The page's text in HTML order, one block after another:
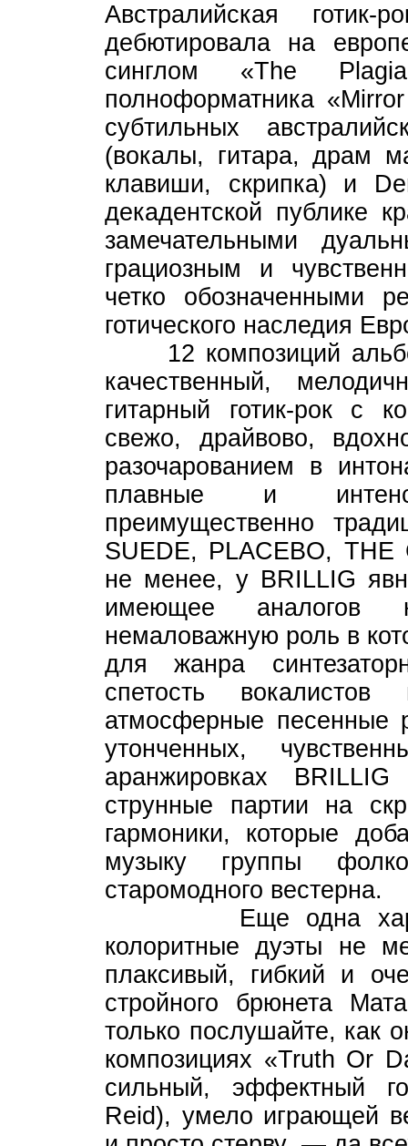
Австралийская
дебютировала на
синглом «The
полноформатника
субтильных
(вокалы, гитара, драм
клавиши, скрипка) и
декадентской публике
замечательными
грациозным и
четко обозначенными
готического наследия
12 композиций
качественный,
гитарный готик-рок с
свежо, драйвово,
разочарованием в
плавные и
преимущественно
SUEDE, PLACEBO,
не менее, у BRILLIG
имеющее аналогов
немаловажную роль в
для жанра
спетость вокалистов
атмосферные песенные
утонченных,
аранжировках
струнные партии на
гармоники, которые
музыку группы
старомодного вестерна.
Еще одна
колоритные дуэты не
плаксивый, гибкий и
стройного брюнета
только послушайте, как
композициях «Truth Or
сильный, эффектный
Reid), умело играющей